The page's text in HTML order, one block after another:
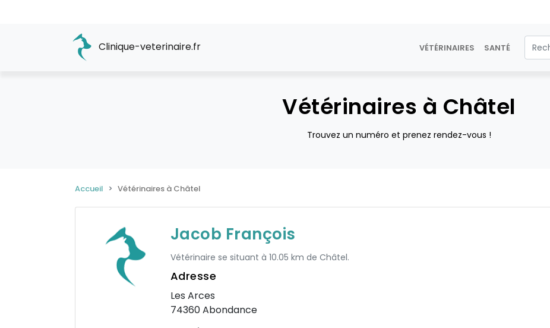
Clinique-veterinaire.fr VÉTÉRINAIRES SANTÉ
Vétérinaires à Châtel
Trouvez un numéro et prenez rendez-vous !
Accueil Vétérinaires à Châtel
Jacob François
Vétérinaire se situant à 10.05 km de Châtel.
Adresse
Les Arces
74360 Abondance